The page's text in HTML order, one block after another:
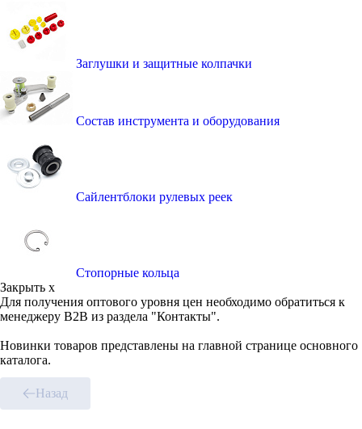
Заглушки и защитные колпачки
Состав инструмента и оборудования
Сайлентблоки рулевых реек
Стопорные кольца
Закрыть x
Для получения оптового уровня цен необходимо обратиться к
менеджеру B2B из раздела "Контакты".
Новинки товаров представлены на главной странице основного
каталога.
Назад